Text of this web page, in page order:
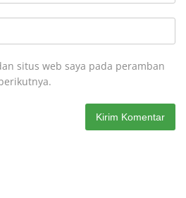
situs web saya pada peramban